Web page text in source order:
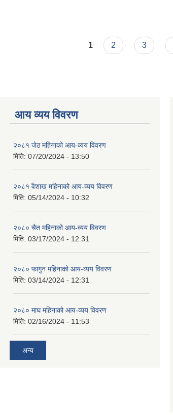
1 2 3
आय व्यय विवरण
२०८१ जेठ महिनाको आय-व्यय विवरण
मिति: 07/20/2024 - 13:50
२०८१ वैशाख महिनाको आय-व्यय विवरण
मिति: 05/14/2024 - 10:32
२०८० चैत महिनाको आय-व्यय विवरण
मिति: 03/17/2024 - 12:31
२०८० फागुन महिनाको आय-व्यय विवरण
मिति: 03/14/2024 - 12:31
२०८० माघ महिनाको आय-व्यय विवरण
मिति: 02/16/2024 - 11:53
अन्य